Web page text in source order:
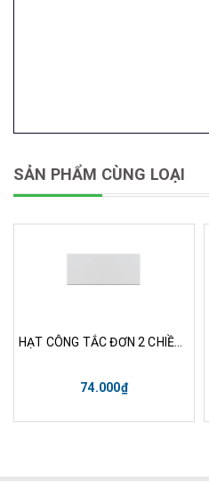
SẢN PHẨM CÙNG LOẠI
74.000₫